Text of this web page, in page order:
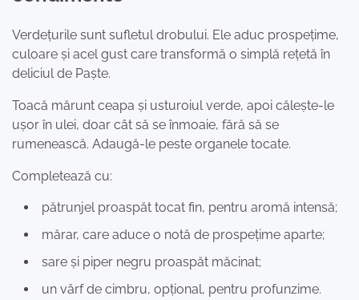
Verdețurile sunt sufletul drobului. Ele aduc prospețime,
culoare și acel gust care transformă o simplă rețetă în
deliciul de Paște.
Toacă mărunt ceapa și usturoiul verde, apoi călește-le
ușor în ulei, doar cât să se înmoaie, fără să se
rumenească. Adaugă-le peste organele tocate.
Completează cu:
pătrunjel proaspăt tocat fin, pentru aromă intensă;
mărar, care aduce o notă de prospețime aparte;
sare și piper negru proaspăt măcinat;
un vârf de cimbru, opțional, pentru profunzime.